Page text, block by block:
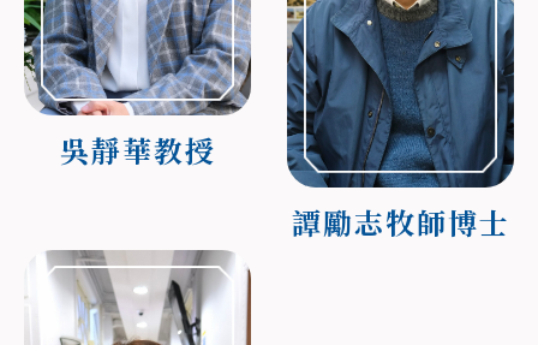
吳靜華教授
譚勵志牧師博士